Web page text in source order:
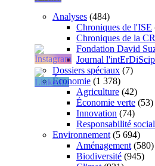
Analyses (484)
Chroniques de l'ISE
Chroniques de la
Fondation David
Journal
Dossiers spéciaux (7)
Économie (1 378)
Agriculture (42)
Économie verte (53)
Innovation (74)
Responsabilité
Environnement (5 694)
Aménagement (580)
Biodiversité (945)